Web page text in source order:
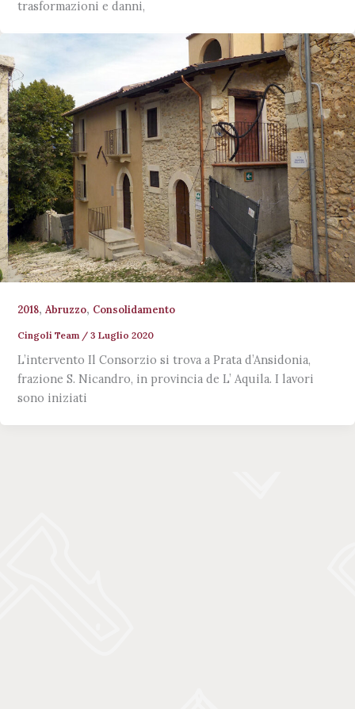
trasformazioni e danni,
2018, Abruzzo, Consolidamento
Cingoli Team / 3 Luglio 2020
L’intervento Il Consorzio si trova a Prata d’Ansidonia,
frazione S. Nicandro, in provincia de L’ Aquila. I lavori
sono iniziati